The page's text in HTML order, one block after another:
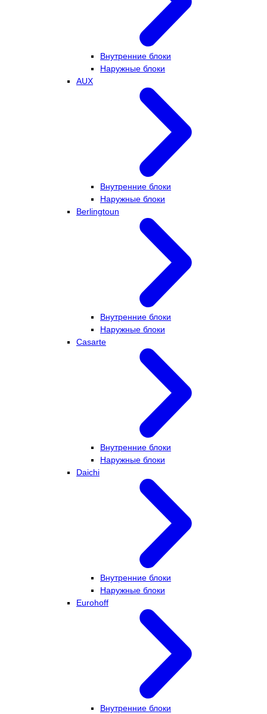
Внутренние блоки
Наружные блоки
AUX
Внутренние блоки
Наружные блоки
Berlingtoun
Внутренние блоки
Наружные блоки
Casarte
Внутренние блоки
Наружные блоки
Daichi
Внутренние блоки
Наружные блоки
Eurohoff
Внутренние блоки